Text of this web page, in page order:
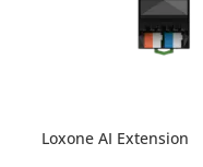
Loxone AI Extension